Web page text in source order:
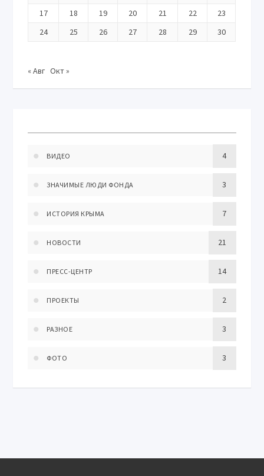
17
18 19 20 21 22
23
24
25 26 27 28 29 30
« Авг Окт »
ВИДЕО 4
ЗНАЧИМЫЕ ЛЮДИ ФОНДА 3
ИСТОРИЯ КРЫМА 7
НОВОСТИ 21
ПРЕСС-ЦЕНТР 14
ПРОЕКТЫ 2
РАЗНОЕ 3
ФОТО 3